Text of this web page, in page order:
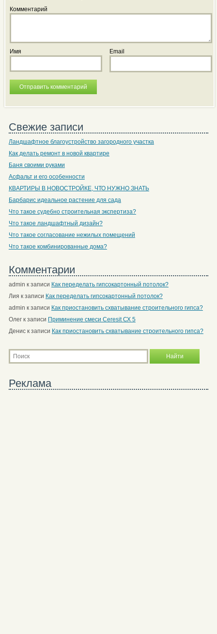
Комментарий
Имя Email
Свежие записи
Ландшафтное благоустройство загородного участка
Как делать ремонт в новой квартире
Баня своими руками
Асфальт и его особенности
КВАРТИРЫ В НОВОСТРОЙКЕ, ЧТО НУЖНО ЗНАТЬ
Барбарис идеальное растение для сада
Что такое судебно строительная экспертиза?
Что такое ландшафтный дизайн?
Что такое согласование нежилых помещений
Что такое комбинированные дома?
Комментарии
admin к записи Как переделать гипсокартонный потолок?
Лия к записи Как переделать гипсокартонный потолок?
admin к записи Как приостановить схватывание строительного гипса?
Олегк записи Приминение смеси Ceresit СХ 5
Дениск записи Как приостановить схватывание строительного гипса?
Реклама